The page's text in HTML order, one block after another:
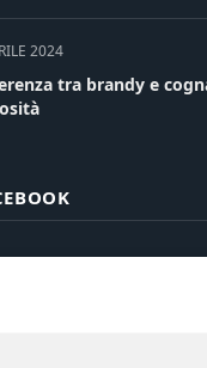
2024
tra brandy e